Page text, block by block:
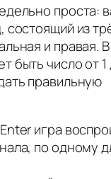
проста:
состоящий из
и правая.
быть число от
правильную
игра
по одному